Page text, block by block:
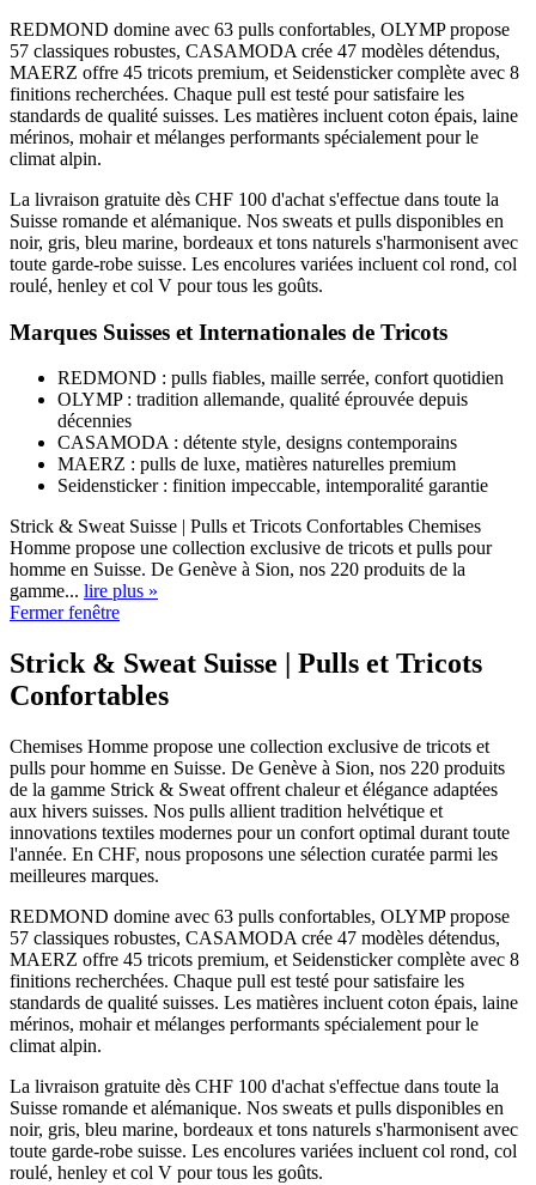
REDMOND domine avec 63 pulls confortables, OLYMP propose
57 classiques robustes, CASAMODA crée 47 modèles détendus,
MAERZ offre 45 tricots premium, et Seidensticker complète avec 8
finitions recherchées. Chaque pull est testé pour satisfaire les
standards de qualité suisses. Les matières incluent coton épais, laine
mérinos, mohair et mélanges performants spécialement pour le
climat alpin.
La livraison gratuite dès CHF 100 d'achat s'effectue dans toute la
Suisse romande et alémanique. Nos sweats et pulls disponibles en
noir, gris, bleu marine, bordeaux et tons naturels s'harmonisent avec
toute garde-robe suisse. Les encolures variées incluent col rond, col
roulé, henley et col V pour tous les goûts.
Marques Suisses et Internationales de Tricots
REDMOND : pulls fiables, maille serrée, confort quotidien
OLYMP : tradition allemande, qualité éprouvée depuis
décennies
CASAMODA : détente style, designs contemporains
MAERZ : pulls de luxe, matières naturelles premium
Seidensticker : finition impeccable, intemporalité garantie
Strick & Sweat Suisse | Pulls et Tricots Confortables Chemises
Homme propose une collection exclusive de tricots et pulls pour
homme en Suisse. De Genève à Sion, nos 220 produits de la
gamme... lire plus »
Fermer fenêtre
Strick & Sweat Suisse | Pulls et Tricots
Confortables
Chemises Homme propose une collection exclusive de tricots et
pulls pour homme en Suisse. De Genève à Sion, nos 220 produits
de la gamme Strick & Sweat offrent chaleur et élégance adaptées
aux hivers suisses. Nos pulls allient tradition helvétique et
innovations textiles modernes pour un confort optimal durant toute
l'année. En CHF, nous proposons une sélection curatée parmi les
meilleures marques.
REDMOND domine avec 63 pulls confortables, OLYMP propose
57 classiques robustes, CASAMODA crée 47 modèles détendus,
MAERZ offre 45 tricots premium, et Seidensticker complète avec 8
finitions recherchées. Chaque pull est testé pour satisfaire les
standards de qualité suisses. Les matières incluent coton épais, laine
mérinos, mohair et mélanges performants spécialement pour le
climat alpin.
La livraison gratuite dès CHF 100 d'achat s'effectue dans toute la
Suisse romande et alémanique. Nos sweats et pulls disponibles en
noir, gris, bleu marine, bordeaux et tons naturels s'harmonisent avec
toute garde-robe suisse. Les encolures variées incluent col rond, col
roulé, henley et col V pour tous les goûts.